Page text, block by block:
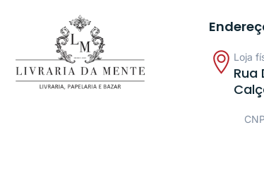
Loja
Rua